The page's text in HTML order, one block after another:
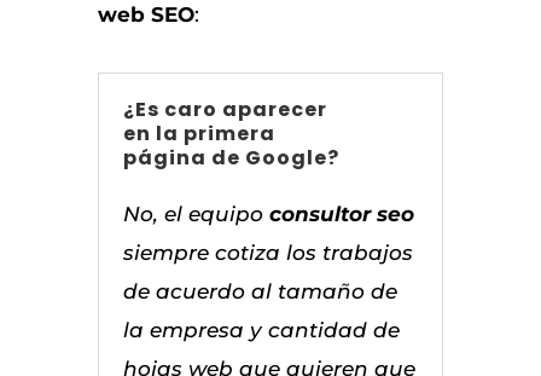
web SEO:
¿Es caro aparecer
en la primera
página de Google?
No, el equipo consultor seo
siempre cotiza los trabajos
de acuerdo al tamaño de
la empresa y cantidad de
hojas web que quieren que